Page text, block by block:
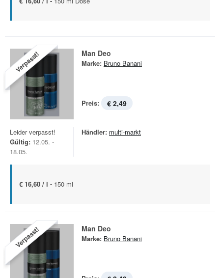
Verpasst! Man Deo
Marke: Bruno Banani
Preis: € 2,49
Leider verpasst!
Gültig: 12.05. -
18.05.
Händler: multi-markt
€ 16,60 / l - 150 ml
Verpasst! Man Deo
Marke: Bruno Banani